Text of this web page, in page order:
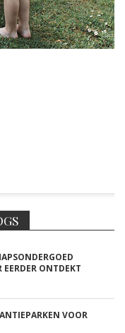
EERDER ONTDEKT
VOOR